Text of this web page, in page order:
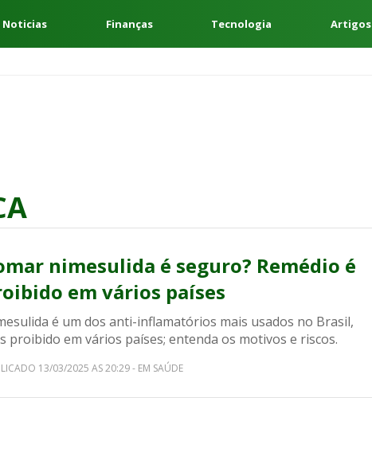
Finanças Tecnologia Artigos
nimesulida é seguro? Remédio é
em vários países
é um dos anti-inflamatórios mais usados no Brasil,
proibido em vários países; entenda os motivos e riscos.
13/03/2025 AS 20:29 - EM SAÚDE